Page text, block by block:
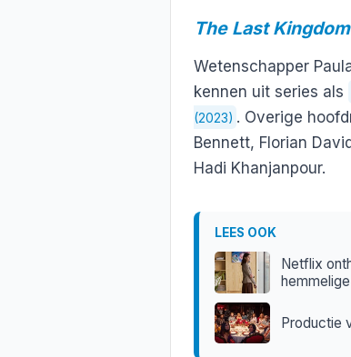
The Last Kingdom
Wetenschapper
kennen uit series als
(2023) . Overige
Bennett, Florian
Hadi Khanjanpour.
LEES OOK
Netflix
Productie